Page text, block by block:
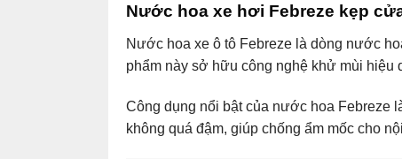
Nước hoa xe hơi Febreze kẹp
Nước hoa xe ô tô Febreze là dòng nước
phẩm này sở hữu công nghệ khử mùi hiệu
Công dụng nổi bật của nước hoa Febreze
không quá đậm, giúp chống ẩm mốc cho